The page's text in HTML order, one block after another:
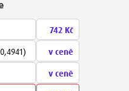
742 Kč
v ceně
v ceně